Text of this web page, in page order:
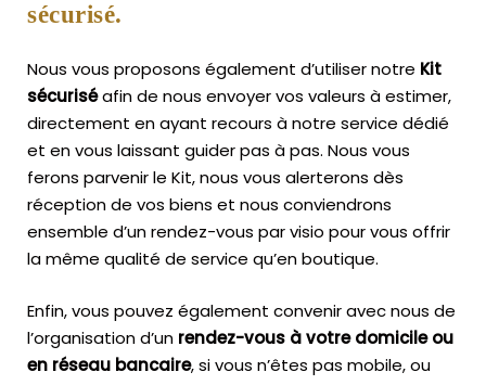
sécurisé.
Nous vous proposons également d’utiliser notre Kit
sécuriséafin de nous envoyer vos valeurs à estimer,
directement en ayant recours à notre service dédié
et en vous laissant guider pas à pas. Nous vous
ferons parvenir le Kit, nous vous alerterons dès
réception de vos biens et nous conviendrons
ensemble d’un rendez-vous par visio pour vous offrir
la même qualité de service qu’en boutique.
Enfin, vous pouvez également convenir avec nous de
l’organisation d’un rendez-vous à votre domicile ou
en réseau bancaire, si vous n’êtes pas mobile, ou